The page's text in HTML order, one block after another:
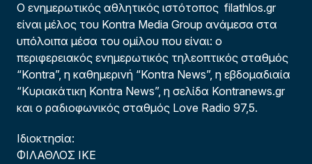
Ο ενημερωτικός αθλητικός ιστότοπος filathlos.gr
είναι μέλος του Kontra Media Group ανάμεσα στα
υπόλοιπα μέσα του ομίλου που είναι: ο
περιφερειακός ενημερωτικός τηλεοπτικός σταθμός
“Kontra”, η καθημερινή “Kontra News”, η εβδομαδιαία
“Κυριακάτικη Kontra News”, η σελίδα Kontranews.gr
και ο ραδιοφωνικός σταθμός Love Radio 97,5.
Ιδιοκτησία:
ΦΙΛΑΘΛΟΣ ΙΚΕ